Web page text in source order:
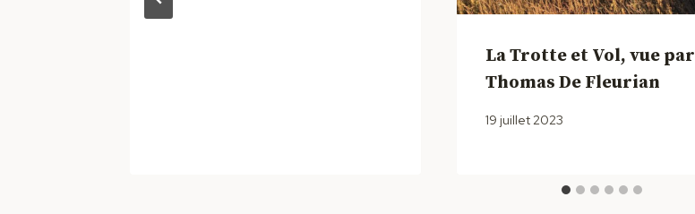
La Trotte et Vol, vue par
Thomas De Fleurian
19 juillet 2023